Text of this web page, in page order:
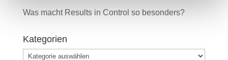
Was macht Results in Control so besonders?
Kategorien
Kategorien